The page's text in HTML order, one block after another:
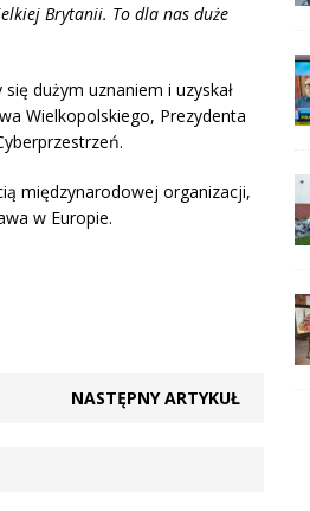
Brytanii. To dla nas duże
dużym uznaniem i uzyskał
Wielkopolskiego, Prezydenta
międzynarodowej organizacji,
w Europie.
NASTĘPNY ARTYKUŁ